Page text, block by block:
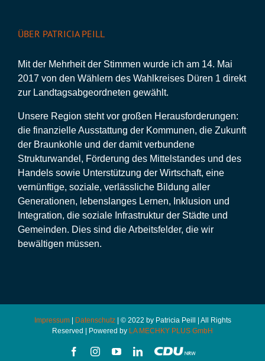
ÜBER PATRICIA PEILL
Mit der Mehrheit der Stimmen wurde ich am 14. Mai
2017 von den Wählern des Wahlkreises Düren 1 direkt
zur Landtagsabgeordneten gewählt.
Unsere Region steht vor großen Herausforderungen:
die finanzielle Ausstattung der Kommunen, die Zukunft
der Braunkohle und der damit verbundene
Strukturwandel, Förderung des Mittelstandes und des
Handels sowie Unterstützung der Wirtschaft, eine
vernünftige, soziale, verlässliche Bildung aller
Generationen, lebenslanges Lernen, Inklusion und
Integration, die soziale Infrastruktur der Städte und
Gemeinden. Dies sind die Arbeitsfelder, die wir
bewältigen müssen.
Impressum| Datenschutz| © 2022 by Patricia Peill | All Rights
Reserved | Powered by LA MECHKY PLUS GmbH
FacebookInstagramYouTubeLinkedIn
CDU